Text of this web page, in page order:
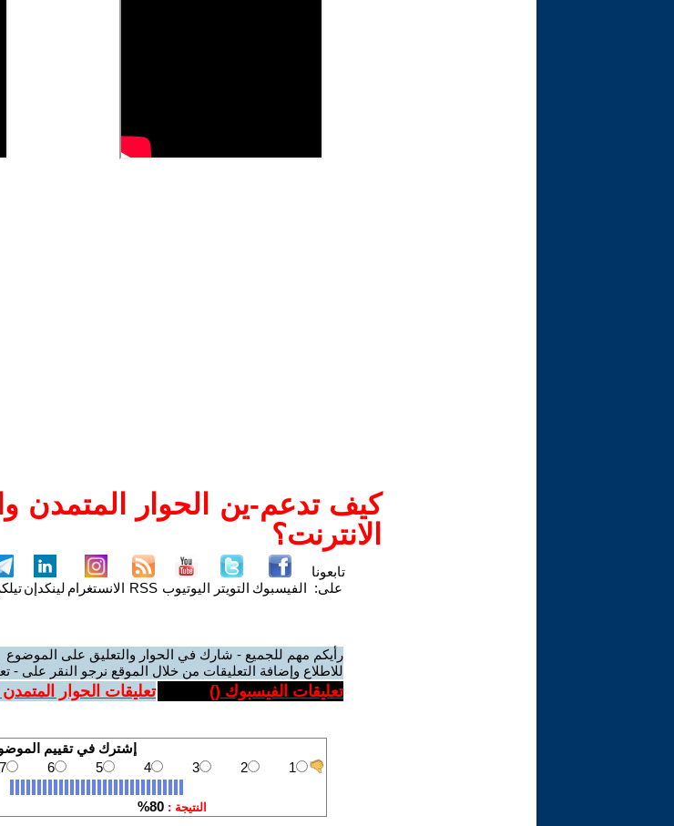
كيف تدعم-ين الحوار المتمدن
الانترنت؟
تابعونا
على: الفيسبوك التويتر اليوتيوب RSS الانستغرام لينكدإن
رأيكم مهم للجميع - شارك في الحوار والتعليق على الموضوع
للاطلاع وإضافة التعليقات من خلال الموقع نرجو النقر على -
تعليقات الفيسبوك () تعليقات الحوار